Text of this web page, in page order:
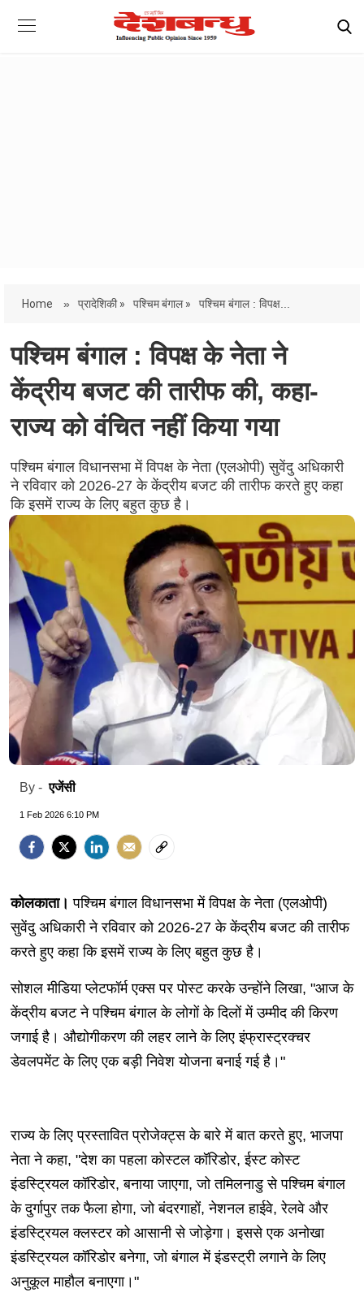
Home » प्रादेशिकी » पश्चिम बंगाल » पश्चिम बंगाल : विपक्ष...
पश्चिम बंगाल : विपक्ष के नेता ने
केंद्रीय बजट की तारीफ की, कहा-
राज्य को वंचित नहीं किया गया
पश्चिम बंगाल विधानसभा में विपक्ष के नेता (एलओपी) सुवेंदु अधिकारी
ने रविवार को 2026-27 के केंद्रीय बजट की तारीफ करते हुए कहा
कि इसमें राज्य के लिए बहुत कुछ है।
By -एजेंसी
1 Feb 2026 6:10 PM
कोलकाता।पश्चिम बंगाल विधानसभा में विपक्ष के नेता (एलओपी)
सुवेंदु अधिकारी ने रविवार को 2026-27 के केंद्रीय बजट की तारीफ
करते हुए कहा कि इसमें राज्य के लिए बहुत कुछ है।
सोशल मीडिया प्लेटफॉर्म एक्स पर पोस्ट करके उन्होंने लिखा, "आज के
केंद्रीय बजट ने पश्चिम बंगाल के लोगों के दिलों में उम्मीद की किरण
जगाई है। औद्योगीकरण की लहर लाने के लिए इंफ्रास्ट्रक्चर
डेवलपमेंट के लिए एक बड़ी निवेश योजना बनाई गई है।"
राज्य के लिए प्रस्तावित प्रोजेक्ट्स के बारे में बात करते हुए, भाजपा
नेता ने कहा, "देश का पहला कोस्टल कॉरिडोर, ईस्ट कोस्ट
इंडस्ट्रियल कॉरिडोर, बनाया जाएगा, जो तमिलनाडु से पश्चिम बंगाल
के दुर्गापुर तक फैला होगा, जो बंदरगाहों, नेशनल हाईवे, रेलवे और
इंडस्ट्रियल क्लस्टर को आसानी से जोड़ेगा। इससे एक अनोखा
इंडस्ट्रियल कॉरिडोर बनेगा, जो बंगाल में इंडस्ट्री लगाने के लिए
अनुकूल माहौल बनाएगा।"